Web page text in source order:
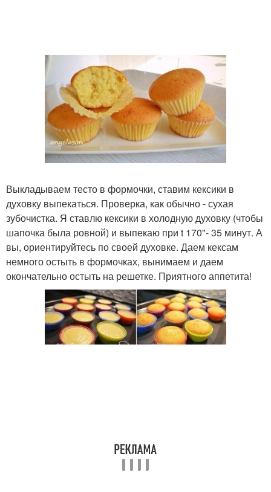
Выкладываем тесто в формочки, ставим кексики в
духовку выпекаться. Проверка, как обычно - сухая
зубочистка. Я ставлю кексики в холодную духовку (чтобы
шапочка была ровной) и выпекаю при t 170"- 35 минут. А
вы, ориентируйтесь по своей духовке. Даем кексам
немного остыть в формочках, вынимаем и даем
окончательно остыть на решетке. Приятного аппетита!